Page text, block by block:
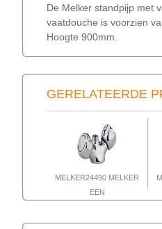
De Melker standpijp met
vaatdouche is voorzien
Hoogte 900mm.
GERELATEERDE
MELKER24490 MELKER
EEN